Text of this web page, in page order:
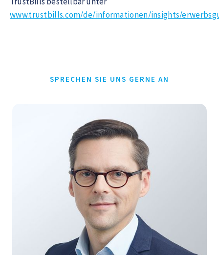
www.trustbills.com/de/informationen/insights/
SPRECHEN SIE UNS GERNE AN